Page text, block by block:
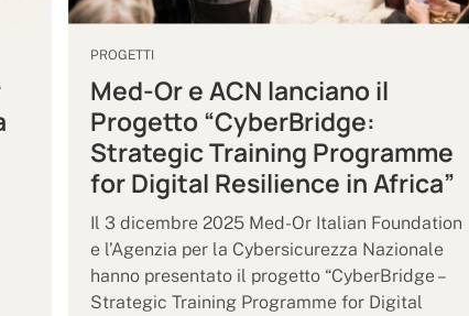
PROGETTI
Med-Or e ACN lanciano il
Progetto “CyberBridge:
Strategic Training Programme
for Digital Resilience in Africa”
Il 3 dicembre 2025 Med-Or Italian Foundation
e l’Agenzia per la Cybersicurezza Nazionale
hanno presentato il progetto “CyberBridge –
Strategic Training Programme for Digital